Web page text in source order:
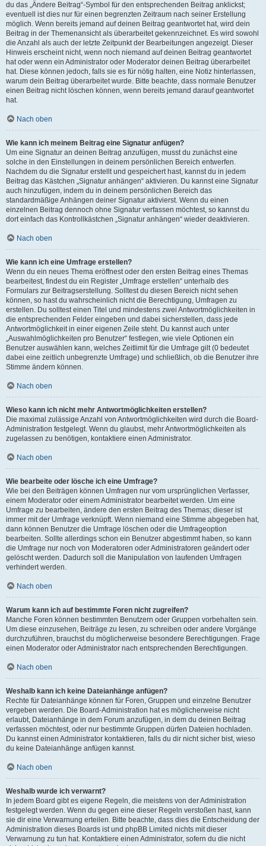
du das „Ändere Beitrag“-Symbol für den entsprechenden Beitrag anklickst;
eventuell ist dies nur für einen begrenzten Zeitraum nach seiner Erstellung
möglich. Wenn bereits jemand auf deinen Beitrag geantwortet hat, wird dein
Beitrag in der Themenansicht als überarbeitet gekennzeichnet. Es wird sowohl
die Anzahl als auch der letzte Zeitpunkt der Bearbeitungen angezeigt. Dieser
Hinweis erscheint nicht, wenn noch niemand auf deinen Beitrag geantwortet
hat oder wenn ein Administrator oder Moderator deinen Beitrag überarbeitet
hat. Diese können jedoch, falls sie es für nötig halten, eine Notiz hinterlassen,
warum dein Beitrag überarbeitet wurde. Bitte beachte, dass normale Benutzer
einen Beitrag nicht löschen können, wenn bereits jemand darauf geantwortet
hat.
Nach oben
Wie kann ich meinem Beitrag eine Signatur anfügen?
Um eine Signatur an deinen Beitrag anzufügen, musst du zunächst eine
solche in den Einstellungen in deinem persönlichen Bereich entwerfen.
Nachdem du die Signatur erstellt und gespeichert hast, kannst du in jedem
Beitrag das Kästchen „Signatur anhängen“ aktivieren. Du kannst eine Signatur
auch hinzufügen, indem du in deinem persönlichen Bereich das
standardmäßige Anhängen deiner Signatur aktivierst. Wenn du einen
einzelnen Beitrag dennoch ohne Signatur verfassen möchtest, so kannst du
dort einfach das Kontrollkästchen „Signatur anhängen“ wieder deaktivieren.
Nach oben
Wie kann ich eine Umfrage erstellen?
Wenn du ein neues Thema eröffnest oder den ersten Beitrag eines Themas
bearbeitest, findest du ein Register „Umfrage erstellen“ unterhalb des
Formulars zur Beitragserstellung. Solltest du diesen Bereich nicht sehen
können, so hast du wahrscheinlich nicht die Berechtigung, Umfragen zu
erstellen. Du solltest einen Titel und mindestens zwei Antwortmöglichkeiten in
die entsprechenden Felder eingeben und dabei sicherstellen, dass jede
Antwortmöglichkeit in einer eigenen Zeile steht. Du kannst auch unter
„Auswahlmöglichkeiten pro Benutzer“ festlegen, wie viele Optionen ein
Benutzer auswählen kann, welches Zeitlimit für die Umfrage gilt (0 bedeutet
dabei eine zeitlich unbegrenzte Umfrage) und schließlich, ob die Benutzer ihre
Stimme ändern können.
Nach oben
Wieso kann ich nicht mehr Antwortmöglichkeiten erstellen?
Die maximal zulässige Anzahl von Antwortmöglichkeiten wird durch die Board-
Administration festgelegt. Wenn du glaubst, mehr Antwortmöglichkeiten als
zugelassen zu benötigen, kontaktiere einen Administrator.
Nach oben
Wie bearbeite oder lösche ich eine Umfrage?
Wie bei den Beiträgen können Umfragen nur vom ursprünglichen Verfasser,
einem Moderator oder einem Administrator bearbeitet werden. Um eine
Umfrage zu bearbeiten, ändere den ersten Beitrag des Themas; dieser ist
immer mit der Umfrage verknüpft. Wenn niemand eine Stimme abgegeben hat,
dann können Benutzer die Umfrage löschen oder die Umfrageoption
bearbeiten. Sollte allerdings schon ein Benutzer abgestimmt haben, so kann
die Umfrage nur noch von Moderatoren oder Administratoren geändert oder
gelöscht werden. Dadurch soll die Manipulation von laufenden Umfragen
verhindert werden.
Nach oben
Warum kann ich auf bestimmte Foren nicht zugreifen?
Manche Foren können bestimmten Benutzern oder Gruppen vorbehalten sein.
Um diese einzusehen, Beiträge zu lesen, zu schreiben oder andere Vorgänge
durchzuführen, brauchst du möglicherweise besondere Berechtigungen. Frage
einen Moderator oder Administrator nach entsprechenden Berechtigungen.
Nach oben
Weshalb kann ich keine Dateianhänge anfügen?
Rechte für Dateianhänge können für Foren, Gruppen und einzelne Benutzer
vergeben werden. Die Board-Administration hat es möglicherweise nicht
erlaubt, Dateianhänge in dem Forum anzufügen, in dem du deinen Beitrag
verfassen möchtest, oder nur bestimmte Gruppen dürfen Dateien hochladen.
Du kannst einen Administrator kontaktieren, falls du dir nicht sicher bist, wieso
du keine Dateianhänge anfügen kannst.
Nach oben
Weshalb wurde ich verwarnt?
In jedem Board gibt es eigene Regeln, die meistens von der Administration
festgelegt werden. Wenn du gegen eine dieser Regeln verstoßen hast, kann
sie dir eine Verwarnung erteilen. Bitte beachte, dass dies die Entscheidung der
Administration dieses Boards ist und phpBB Limited nichts mit dieser
Verwarnung zu tun hat. Kontaktiere einen Administrator, sofern du die nicht